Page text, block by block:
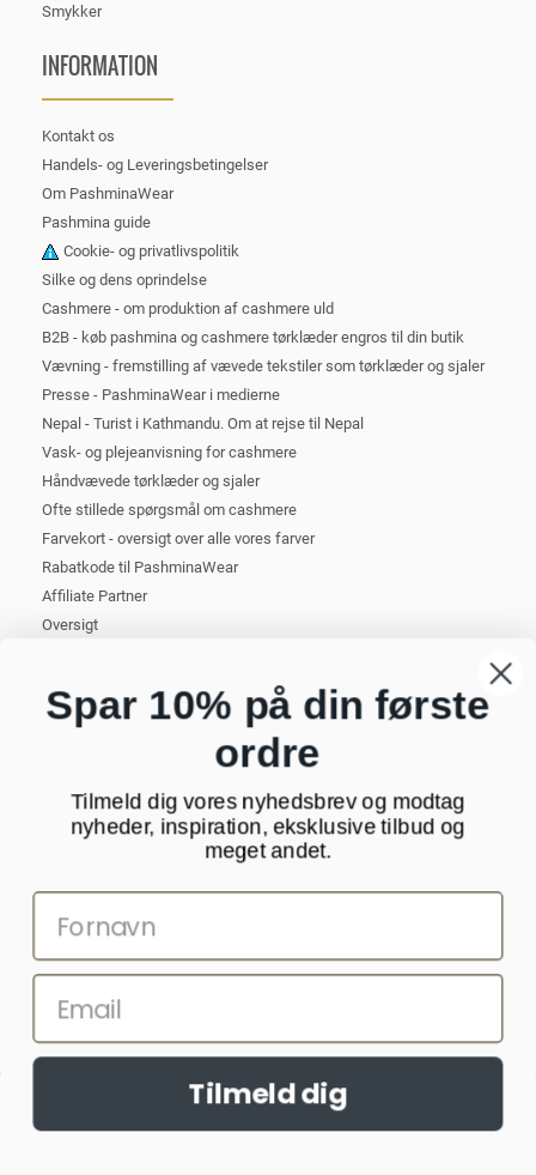
Smykker
INFORMATION
Kontakt os
Handels- og Leveringsbetingelser
Om PashminaWear
Pashmina guide
Cookie- og privatlivspolitik
Silke og dens oprindelse
Cashmere - om produktion af cashmere uld
B2B - køb pashmina og cashmere tørklæder engros til din butik
Vævning - fremstilling af vævede tekstiler som tørklæder og sjaler
Presse - PashminaWear i medierne
Nepal - Turist i Kathmandu. Om at rejse til Nepal
Vask- og plejeanvisning for cashmere
Håndvævede tørklæder og sjaler
Ofte stillede spørgsmål om cashmere
Farvekort - oversigt over alle vores farver
Rabatkode til PashminaWear
Affiliate Partner
Oversigt
Strandparken 23 st tv
8000 Aarhus C
CVR: 29025002
NYHEDSBREV
mail
Websitet anvender cookies til at huske dine indstillinger og statistik.
Denne information deles med tredjepart.Læs mere >>
Spar 10% på din første
ordre
Tilmeld dig vores nyhedsbrev og modtag
nyheder, inspiration, eksklusive tilbud og
meget andet.
Tilmeld dig